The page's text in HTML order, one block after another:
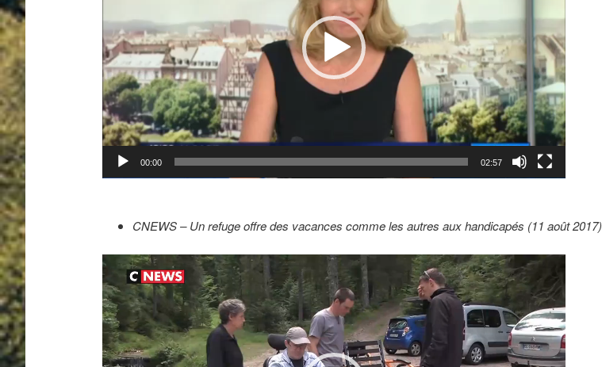
00:00 02:57
CNEWS – Un refuge offre des vacances comme les autres aux handicapés (11 août 2017)
Lecteur
vidéo